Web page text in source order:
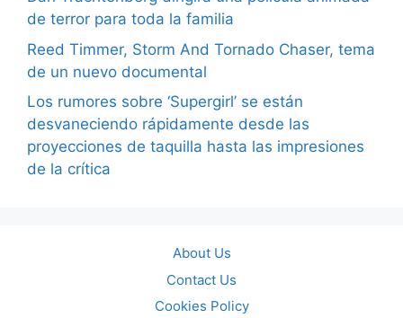
de terror para toda la familia
Reed Timmer, Storm And Tornado Chaser, tema
de un nuevo documental
Los rumores sobre ‘Supergirl’ se están
desvaneciendo rápidamente desde las
proyecciones de taquilla hasta las impresiones
de la crítica
About Us
Contact Us
Cookies Policy